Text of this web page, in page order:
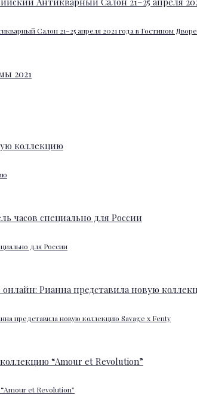
Салон 21–25 апреля 2021 года в Гостином Дворе
для России
представила новую коллекцию Savage x Fenty
et Revolution”